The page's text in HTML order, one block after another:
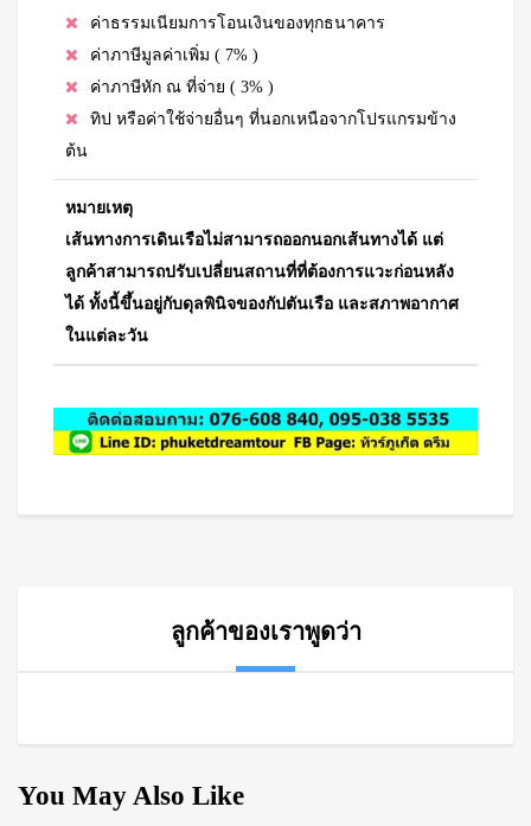
ค่าธรรมเนียมการโอนเงินของทุกธนาคาร
ค่าภาษีมูลค่าเพิ่ม ( 7% )
ค่าภาษีหัก ณ ที่จ่าย ( 3% )
ทิป หรือค่าใช้จ่ายอื่นๆ ที่นอกเหนือจากโปรแกรมข้าง
ต้น
หมายเหตุ
เส้นทางการเดินเรือไม่สามารถออกนอกเส้นทางได้ แต่
ลูกค้าสามารถปรับเปลี่ยนสถานที่ที่ต้องการแวะก่อนหลัง
ได้ ทั้งนี้ขึ้นอยู่กับดุลพินิจของกัปตันเรือ และสภาพอากาศ
ในแต่ละวัน
ลูกค้าของเราพูดว่า
You May Also Like